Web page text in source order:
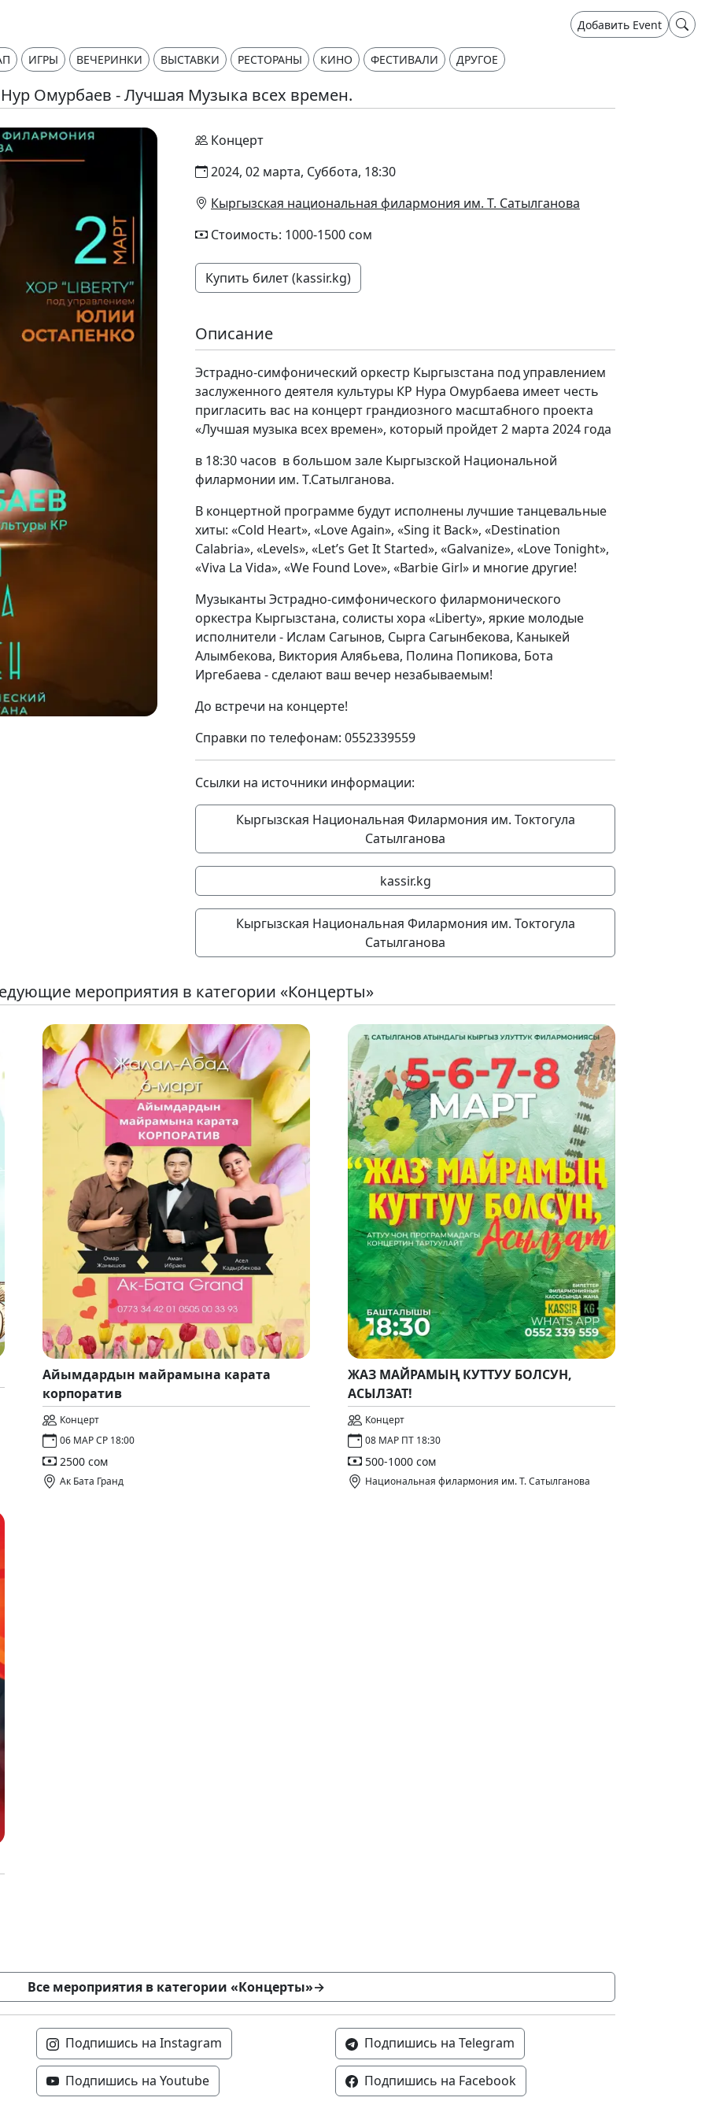
Добавить Event
ИГРЫ ВЕЧЕРИНКИ ВЫСТАВКИ РЕСТОРАНЫ КИНО ФЕСТИВАЛИ ДРУГОЕ
Нур Омурбаев - Лучшая Музыка всех времен.
Концерт
2024, 02 марта, Суббота, 18:30
Кыргызская национальная филармония им. Т. Сатылганова
Стоимость: 1000-1500 сом
Купить билет (kassir.kg)
Описание
Эстрадно-симфонический оркестр Кыргызстана под управлением
заслуженного деятеля культуры КР Нура Омурбаева имеет честь
пригласить вас на концерт грандиозного масштабного проекта
«Лучшая музыка всех времен», который пройдет 2 марта 2024 года
в 18:30 часов в большом зале Кыргызской Национальной
филармонии им. Т.Сатылганова.
В концертной программе будут исполнены лучшие танцевальные
хиты: «Cold Heart», «Love Again», «Sing it Back», «Destination
Calabria», «Levels», «Let’s Get It Started», «Galvanize», «Love Tonight»,
«Viva La Vida», «We Found Love», «Barbie Girl» и многие другие!
Музыканты Эстрадно-симфонического филармонического
оркестра Кыргызстана, солисты хора «Liberty», яркие молодые
исполнители - Ислам Сагынов, Сырга Сагынбекова, Каныкей
Алымбекова, Виктория Алябьева, Полина Попикова, Бота
Иргебаева - сделают ваш вечер незабываемым!
До встречи на концерте!
Справки по телефонам: 0552339559
Ссылки на источники информации:
Кыргызская Национальная Филармония им. Токтогула
Сатылганова
kassir.kg
Кыргызская Национальная Филармония им. Токтогула
Сатылганова
мероприятия в категории «Концерты»
Айымдардын майрамына карата
корпоратив
Концерт
06 МАР СР 18:00
2500 сом
Ак Бата Гранд
ЖАЗ МАЙРАМЫҢ КУТТУУ БОЛСУН,
АСЫЛЗАТ!
Концерт
08 МАР ПТ 18:30
500-1000 сом
Национальная филармония им. Т. Сатылганова
Все мероприятия в категории «Концерты»→
Подпишись на Instagram Подпишись на Telegram
Подпишись на Youtube Подпишись на Facebook